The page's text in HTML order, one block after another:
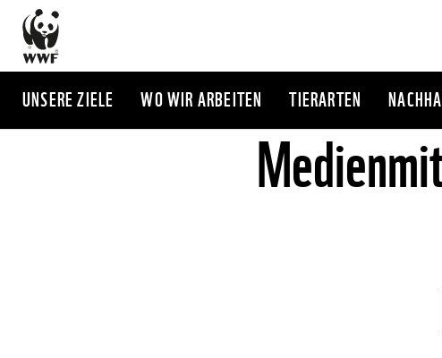
Direkt
zum
Inhalt
UNSERE ZIELE WO WIR ARBEITEN TIERARTEN